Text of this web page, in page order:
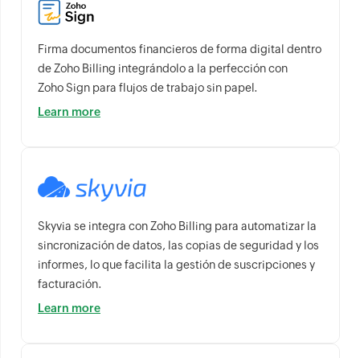
Firma documentos financieros de forma digital dentro
de Zoho Billing integrándolo a la perfección con
Zoho Sign para flujos de trabajo sin papel.
Learn more
Skyvia se integra con Zoho Billing para automatizar la
sincronización de datos, las copias de seguridad y los
informes, lo que facilita la gestión de suscripciones y
facturación.
Learn more